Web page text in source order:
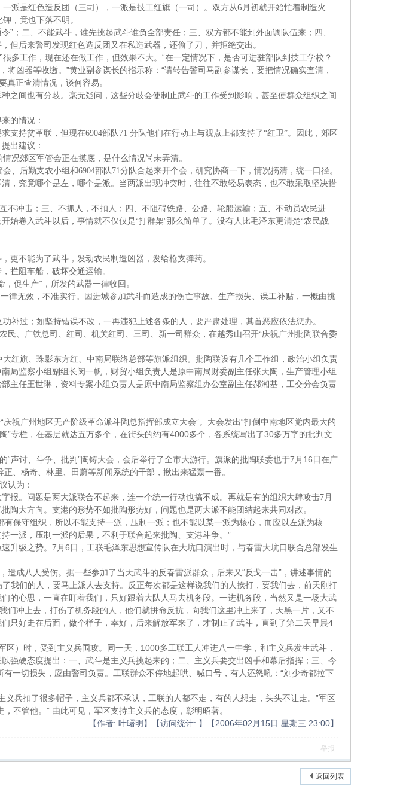
派是红色造反团（三司），一派是技工红旗（一司）。双方从6 月初就开始忙着制造火
钾，竟也下落不明。
” ；二、不能武斗，谁先挑起武斗谁负全部责任；三、双方都不能到外面调队伍来；四、
但后来警司发现红色造反团又在私造武器，还偷了刀，并拒绝交出。
多工作，现在还在做工作，但效果不大。 “在一定情况下，是否可进驻部队到技工学校？
将凶器等收缴。 ”黄业副参谋长的指示称： “请转告警司马副参谋长，要把情况确实查清，
真正查清情况，谈何容易。
间也有分歧。毫无疑问，这些分歧会使制止武斗的工作受到影响，甚至使群众组织之间
的情况：
支持贫革联，但现在6904部队71 分队他们在行动上与观点上都支持了“红卫”。因此，郊区
出建议：
情况郊区军管会正在摸底，是什么情况尚未弄清。
、后勤支农小组和6904部队71分队合起来开个会，研究协商一下，情况搞清，统一口径。
究竟哪个是左，哪个是派。当两派出现冲突时，往往不敢轻易表态，也不敢采取坚决措
不冲击；三、不抓人，不扣人；四、不阻碍铁路、公路、轮船运输；五、不动员农民进
始卷入武斗以后，事情就不仅仅是“打群架”那么简单了。没有人比毛泽东更清楚“农民战
更不能为了武斗，发动农民制造凶器，发给枪支弹药。
阻车船，破坏交通运输。
，促生产” ，所发的武器一律收回。
一律无效，不准实行。因进城参加武斗而造成的伤亡事故、生产损失、误工补贴，一概由挑
补过；如坚持错误不改，一再违犯上述各条的人，要严肃处理，其首恶应依法惩办。
民、广铁总司、红司、机关红司、三司、新一司群众，在越秀山召开“庆祝广州批陶联合委
红旗、珠影东方红、中南局联络总部等旗派组织。批陶联设有几个工作组，政治小组负责
局监察小组副组长闵一帆，财贸小组负责人是原中南局财委副主任张天陶，生产管理小组
主任王世琳，资料专案小组负责人是原中南局监察组办公室副主任郝湘基，工交分会负责
“庆祝广州地区无产阶级革命派斗陶总指挥部成立大会”。大会发出“打倒中南地区党内最大的
”专栏，在基层就达五万多个，在街头的约有4000多个，各系统写出了30多万字的批判文
“声讨、斗争、批判 ”陶铸大会，会后举行了全市大游行。旗派的批陶联委也于7 月 16 日 在广
正、杨奇、林里、田蔚等新闻系统的干部，揪出来猛轰一番。
认为：
报。问题是两大派联合不起来，连一个统一行动也搞不成。再就是有的组织大肆攻击7月
陶大方向。支港的形势不如批陶形势好，问题也是两大派不能团结起来共同对敌。
保守组织，所以不能支持一派，压制一派；也不能以某一派为核心，而应以左派为核
一派，压制一派的后果，不利于联合起来批陶、支港斗争。 ”
升级之势。 7 月 6 日 ，工联毛泽东思想宣传队在大坑口演出时，与春雷大坑口联合总部发生
造成八人受伤。据一些参加了当天武斗的反春雷派群众，后来又“反戈一击” ，讲述事情的
我们的人，要马上派人去支持。反正每次都是这样说我们的人挨打，要我们去，前天刚打
的心思，一直在盯着我们，只好跟着大队人马去机务段。一进机务段，当然又是一场大武
们冲上去，打伤了机务段的人，他们就拼命反抗，向我们这里冲上来了，天黑一片，又不
只好走在后面，做个样子，幸好，后来解放军来了，才制止了武斗，直到了第二天早晨4
区）时，受到主义兵围攻。同一天， 1000多工联工人冲进八一中学，和主义兵发生武斗，
强硬态度提出：一、武斗是主义兵挑起来的；二、主义兵要交出凶手和幕后指挥；三、今
有一切损失，应由警司负责。工联群众不停地起哄、喊口号，有人还怒吼： “刘少奇都拉下
兵扣了很多帽子，主义兵都不承认，工联的人都不走，有的人想走，头头不让走。 ”军区
不管他。 ” 由此可见，军区支持主义兵的态度，彰明昭著。
【作者: 叶曙明 】【访问统计: 】【 2006年02 月 15 日 星期三 23:00】
举报
返回列表